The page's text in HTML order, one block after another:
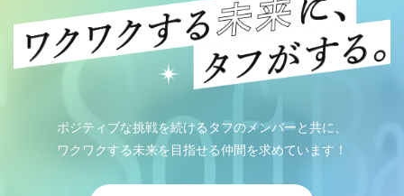
ポジティブな挑戦を続けるタフのメンバーと共に、
ワクワクする未来を目指せる仲間を求めています！